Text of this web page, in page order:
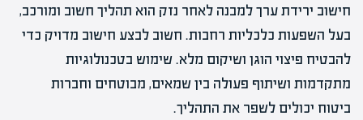
חישוב ירידת ערך למבנה לאחר נזק הוא תהליך חשוב ומורכב,
בעל השפעות כלכליות רחבות. חשוב לבצע חישוב מדויק כדי
להבטיח פיצוי הוגן ושיקום מלא. שימוש בטכנולוגיות
מתקדמות ושיתוף פעולה בין שמאים, מבוטחים וחברות
ביטוח יכולים לשפר את התהליך.